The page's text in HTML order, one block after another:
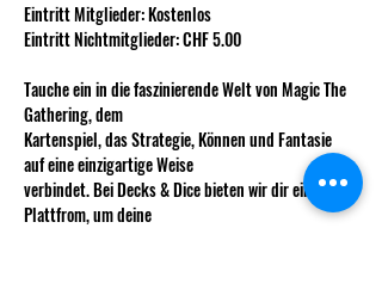
Eintritt Mitglieder: Kostenlos
Eintritt Nichtmitglieder: CHF 5.00
Tauche ein in die faszinierende Welt von Magic The
Gathering, dem
Kartenspiel, das Strategie, Können und Fantasie
auf eine einzigartige Weise
verbindet. Bei Decks & Dice bieten wir dir eine
Plattfrom, um deine